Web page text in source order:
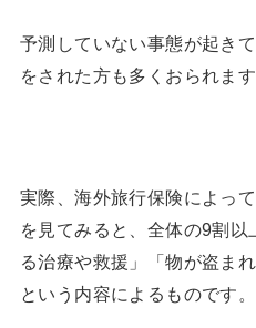
予測していない事態が起き
をされた方も多くおられます
実際、海外旅行保険によっ
を見てみると、全体の9割以
る治療や救援」「物が盗ま
という内容によるものです。